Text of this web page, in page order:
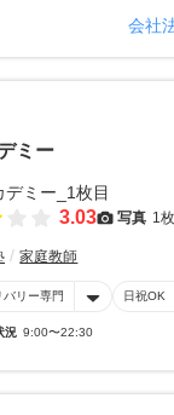
会社
ミー
3.03 写真 1枚
家庭教師
バリー専門 日祝OK
況 9:00〜22:30